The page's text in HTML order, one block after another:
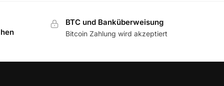
BTC und Banküberweisung
Bitcoin Zahlung wird akzeptiert